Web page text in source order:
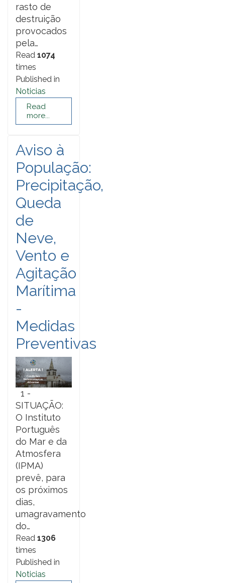
rasto de
destruição
provocados
pela…
Read 1074
times
Published in
Noticias
Read
more...
Aviso à
População:
Precipitação,
Queda
de
Neve,
Vento e
Agitação
Marítima
-
Medidas
Preventivas
1 -
SITUAÇÃO:
O Instituto
Português
do Mar e da
Atmosfera
(IPMA)
prevê, para
os próximos
dias,
umagravamento
do…
Read 1306
times
Published in
Noticias